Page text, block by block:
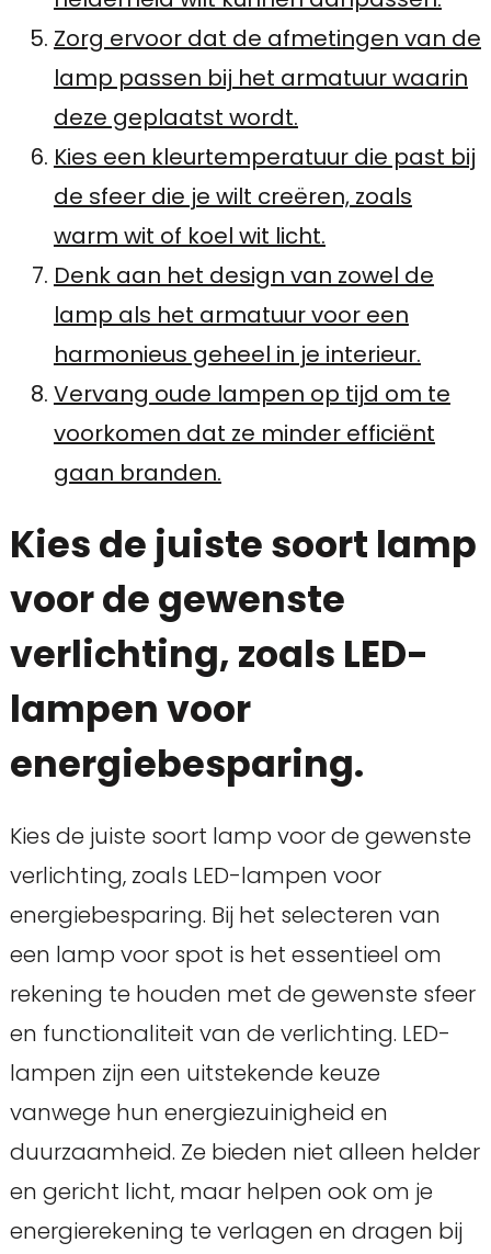
Zorg ervoor dat de afmetingen van de
lamp passen bij het armatuur waarin
deze geplaatst wordt.
Kies een kleurtemperatuur die past bij
de sfeer die je wilt creëren, zoals
warm wit of koel wit licht.
Denk aan het design van zowel de
lamp als het armatuur voor een
harmonieus geheel in je interieur.
Vervang oude lampen op tijd om te
voorkomen dat ze minder efficiënt
gaan branden.
Kies de juiste soort lamp
voor de gewenste
verlichting, zoals LED-
lampen voor
energiebesparing.
Kies de juiste soort lamp voor de gewenste
verlichting, zoals LED-lampen voor
energiebesparing. Bij het selecteren van
een lamp voor spot is het essentieel om
rekening te houden met de gewenste sfeer
en functionaliteit van de verlichting. LED-
lampen zijn een uitstekende keuze
vanwege hun energiezuinigheid en
duurzaamheid. Ze bieden niet alleen helder
en gericht licht, maar helpen ook om je
energierekening te verlagen en dragen bij